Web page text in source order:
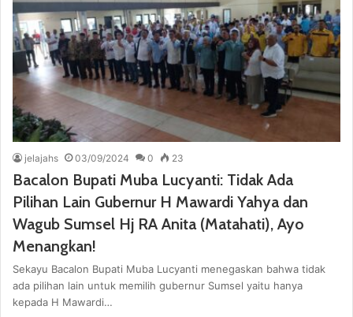
jelajahs 03/09/2024 0 23
Bacalon Bupati Muba Lucyanti: Tidak Ada
Pilihan Lain Gubernur H Mawardi Yahya dan
Wagub Sumsel Hj RA Anita (Matahati), Ayo
Menangkan!
Sekayu Bacalon Bupati Muba Lucyanti menegaskan bahwa tidak
ada pilihan lain untuk memilih gubernur Sumsel yaitu hanya
kepada H Mawardi…